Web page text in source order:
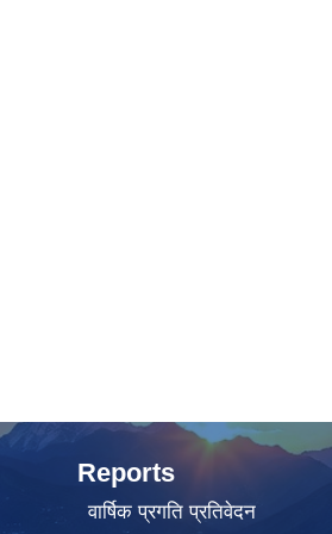
Reports
वार्षिक प्रगति प्रतिवेदन